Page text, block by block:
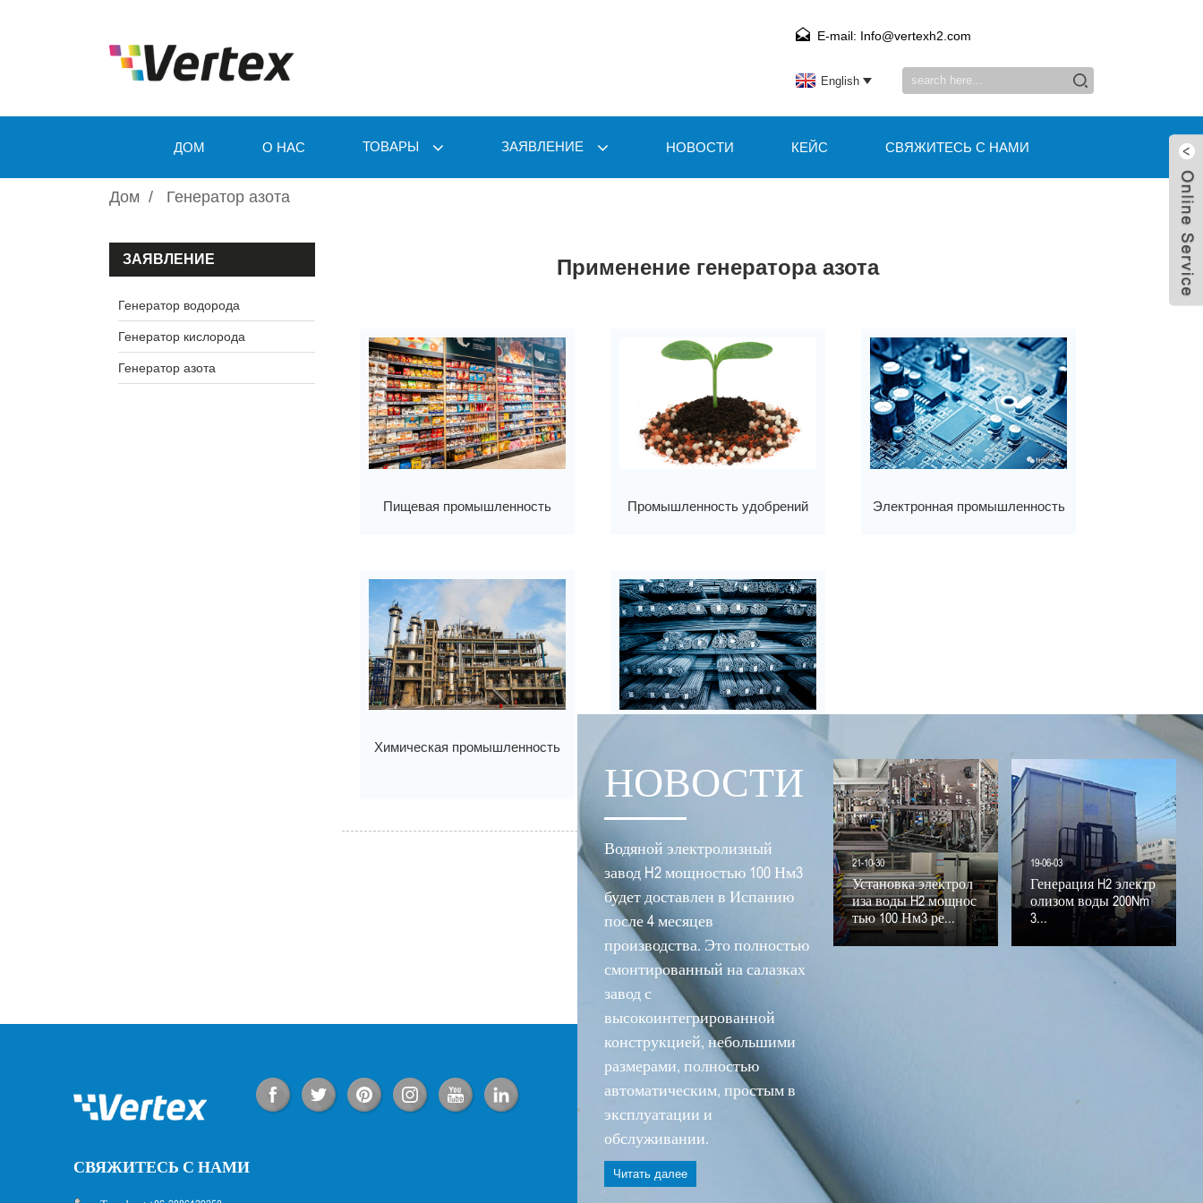
E-mail: Info@vertexh2.com
English
ДОМ О НАС ТОВАРЫ ЗАЯВЛЕНИЕ НОВОСТИ КЕЙС СВЯЖИТЕСЬ С НАМИ
Дом Генератор азота
ЗАЯВЛЕНИЕ
Генератор водорода
Генератор кислорода
Генератор азота
Применение генератора азота
Пищевая промышленность Промышленность удобрений Электронная промышленность
Химическая промышленность
промышленность
НОВОСТИ
Водяной электролизный
завод H2 мощностью 100 Нм3
будет доставлен в Испанию
после 4 месяцев
производства. Это полностью
смонтированный на салазках
завод с
высокоинтегрированной
конструкцией, небольшими
размерами, полностью
автоматическим, простым в
эксплуатации и
обслуживании.
Читать далее
21-10-30
Установка электрол
иза воды H2 мощнос
тью 100 Нм3 ре...
19-06-03
Генерация H2 электр
олизом воды 200Nm
3...
СВЯЖИТЕСЬ С НАМИ